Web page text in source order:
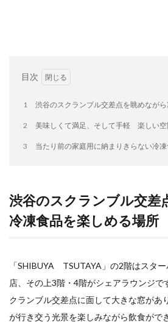
目次
1 渋谷のスクランブル交差点を眺めなが
2 美味しくて満足、そして手軽 楽しい空
3 当たり前の家庭用に納まりきらない冷凍
渋谷のスクランブル交差
冷凍食品を楽しめる場所
「SHIBUYA TSUTAYA」の2階はスタ
店、その上3階・4階がシェアラウンジで
クランブル交差点に面して大きな窓があ
が行き交う光景を楽しみながら飲食がで